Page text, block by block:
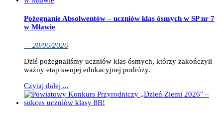
Pożegnanie Absolwentów – uczniów klas ósmych w SP nr 7
w Mławie
— 28/06/2026
Dziś pożegnaliśmy uczniów klas ósmych, którzy zakończyli
ważny etap swojej edukacyjnej podróży.
Czytaj dalej ...